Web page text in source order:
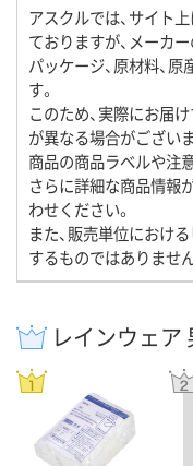
アスクルでは、サイト
ておりますが、メーカー
パッケージ、原材料、
す。
このため、実際にお届
が異なる場合がござい
商品の商品ラベルや注
さらに詳細な商品情報
わせください。
また、販売単位におけ
するものではありませ
レインウェア